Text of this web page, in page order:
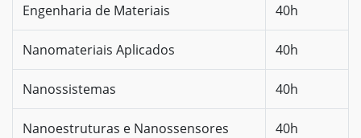
Engenharia de Materiais 40h
Nanomateriais Aplicados 40h
Nanossistemas 40h
Nanoestruturas e Nanossensores 40h